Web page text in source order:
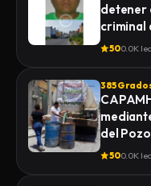
LA FISCALÍA
ESTADO (FGJE)
INVESTIGACIÓN
HOMICIDIO
QUIEN O QUIENES
RESPONSABLES
detener
criminal
500.0K
385
del
500.0K